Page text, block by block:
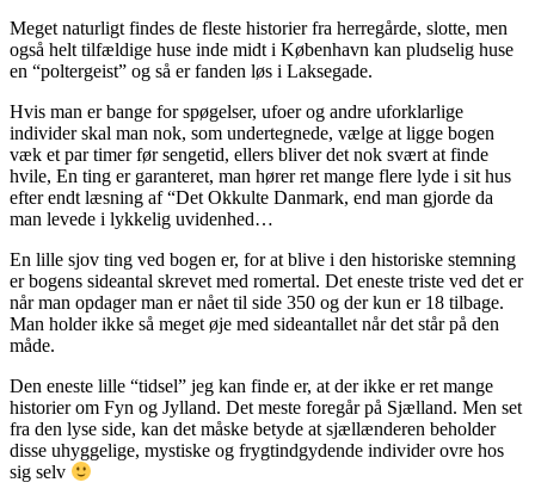
Meget naturligt findes de fleste historier fra herregårde, slotte, men
også helt tilfældige huse inde midt i København kan pludselig huse
en “poltergeist” og så er fanden løs i Laksegade.
Hvis man er bange for spøgelser, ufoer og andre uforklarlige
individer skal man nok, som undertegnede, vælge at ligge bogen
væk et par timer før sengetid, ellers bliver det nok svært at finde
hvile, En ting er garanteret, man hører ret mange flere lyde i sit hus
efter endt læsning af “Det Okkulte Danmark, end man gjorde da
man levede i lykkelig uvidenhed…
En lille sjov ting ved bogen er, for at blive i den historiske stemning
er bogens sideantal skrevet med romertal. Det eneste triste ved det er
når man opdager man er nået til side 350 og der kun er 18 tilbage.
Man holder ikke så meget øje med sideantallet når det står på den
måde.
Den eneste lille “tidsel” jeg kan finde er, at der ikke er ret mange
historier om Fyn og Jylland. Det meste foregår på Sjælland. Men set
fra den lyse side, kan det måske betyde at sjællænderen beholder
disse uhyggelige, mystiske og frygtindgydende individer ovre hos
sig selv